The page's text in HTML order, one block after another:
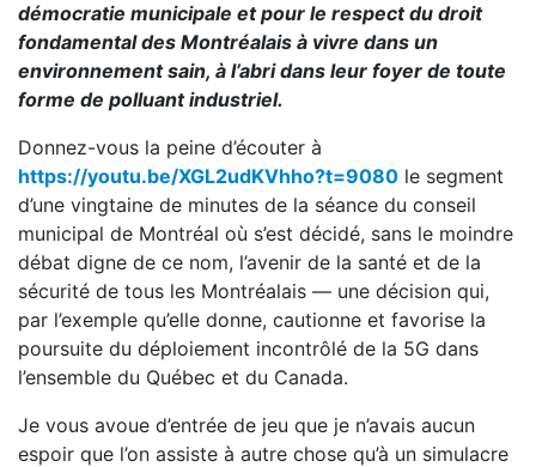
démocratie municipale et pour le respect du droit
fondamental des Montréalais à vivre dans un
environnement sain, à l’abri dans leur foyer de toute
forme de polluant industriel.
Donnez-vous la peine d’écouter à
https://youtu.be/XGL2udKVhho?t=9080 le segment
d’une vingtaine de minutes de la séance du conseil
municipal de Montréal où s’est décidé, sans le moindre
débat digne de ce nom, l’avenir de la santé et de la
sécurité de tous les Montréalais — une décision qui,
par l’exemple qu’elle donne, cautionne et favorise la
poursuite du déploiement incontrôlé de la 5G dans
l’ensemble du Québec et du Canada.
Je vous avoue d’entrée de jeu que je n’avais aucun
espoir que l’on assiste à autre chose qu’à un simulacre